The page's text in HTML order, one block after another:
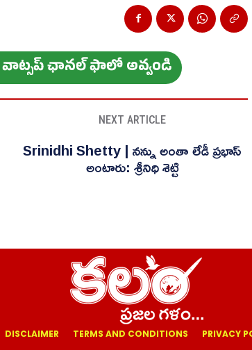
ఛాన‌ల్ ఫాలో అవ్వండి
NEXT ARTICLE
Srinidhi Shetty | నన్ను అంతా లేడీ ప్రభాస్
అంటారు: శ్రీనిధి శెట్టి
DISCLAIMER TERMS AND CONDITIONS PRIVACY